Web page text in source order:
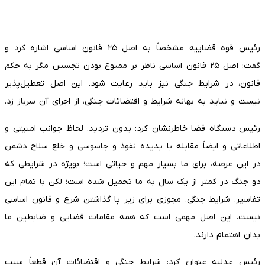
رئیس قوه قضاییه مشخصاً به اصل ۲۵ قانون اساسی اشاره کرد و
گفت: اصل ۲۵ قانون اساسی ناظر بر ممنوع بودن تجسس مگر به حکم
قانون، در شرایط جنگی نیز باید رعایت شود. این اصل تعطیل‌‎پذیر
نیست و نباید به بهانه شرایط و اقتضائات جنگی، از اجرای آن سرباز زد.
رئیس دستگاه قضا خاطرنشان کرد: بدون تردید، لحاظ جوانب امنیتی و
اطلاعاتی و ایضاً مقابله با پدیده نفوذ و جاسوسی و خلع سلاح دشمن
در این عرصه، برای ما بسیار مهم و حیاتی است؛ بویژه در شرایطی که
دو جنگ در کمتر از یک سال به ما تحمیل شده است؛ لکن با تمام این
تفاسیر، شرایط جنگی، مجوزی برای زیر پا گذاشتن شرع و قانون اساسی
نیست. این اصل مهمی است که همه مقامات قضایی و ضابطین ما
بدان اهتمام دارند.
رئیس عدلیه عنوان کرد: شرایط جنگی و اقتضائات آن قطعاً سبب